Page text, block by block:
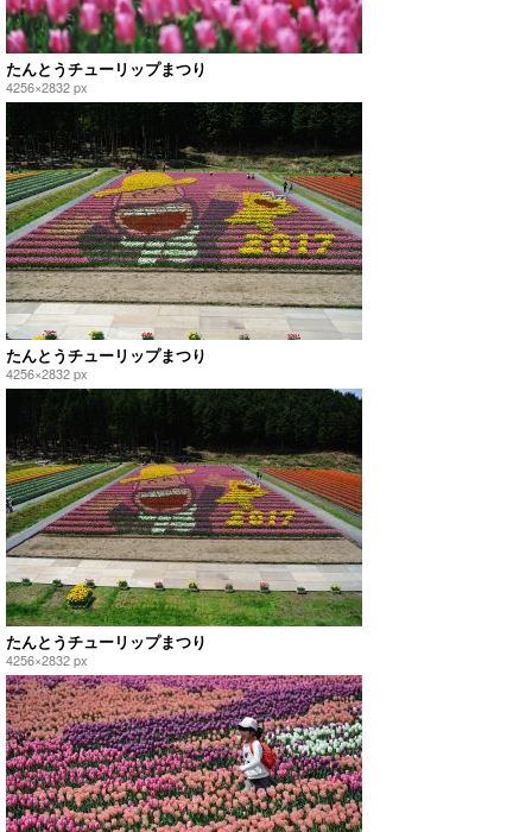
たんとうチューリップまつり
4256×2832 px
たんとうチューリップまつり
4256×2832 px
たんとうチューリップまつり
4256×2832 px